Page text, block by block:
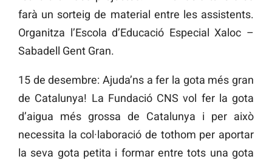
farà un sorteig de material entre les assistents.
Organitza l’Escola d’Educació Especial Xaloc –
Sabadell Gent Gran.
15 de desembre: Ajuda’ns a fer la gota més gran
de Catalunya! La Fundació CNS vol fer la gota
d’aigua més grossa de Catalunya i per això
necessita la col·laboració de tothom per aportar
la seva gota petita i formar entre tots una gota